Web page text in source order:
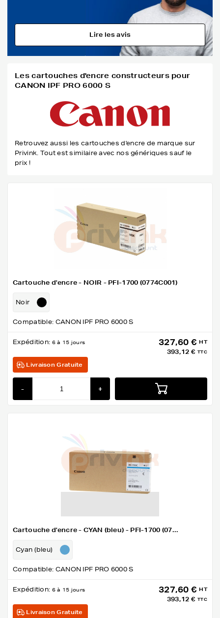
Lire les avis
Les cartouches d'encre constructeurs pour
CANON IPF PRO 6000 S
Retrouvez aussi les cartouches d'encre de marque sur
Privink. Tout est similaire avec nos génériques sauf le
prix !
Cartouche d'encre - NOIR - PFI-1700 (0774C001)
Noir
Compatible: CANON IPF PRO 6000 S
Expédition: 6 à 15 jours 327,60 € HT
393,12 € TTC
Livraison Gratuite
- +
Cartouche d'encre - CYAN (bleu) - PFI-1700 (07...
Cyan (bleu)
Compatible: CANON IPF PRO 6000 S
Expédition: 6 à 15 jours 327,60 € HT
393,12 € TTC
Livraison Gratuite